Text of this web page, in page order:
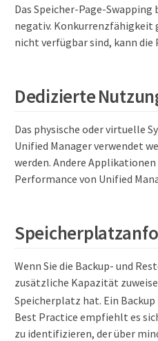
Das Speicher-Page-
negativ. Konkurrenzfähigkeit
nicht verfügbar sind, kann
Dedizierte
Das physische oder virtuelle
Unified Manager verwendet
werden. Andere
Performance von Unified
Wenn Sie die Backup- und
zusätzliche Kapazität
Speicherplatz hat. Ein
Best Practice empfiehlt es
zu identifizieren, der über